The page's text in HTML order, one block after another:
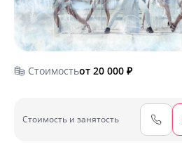
Стоимостьот 20 000 ₽
Cтоимость и занятость